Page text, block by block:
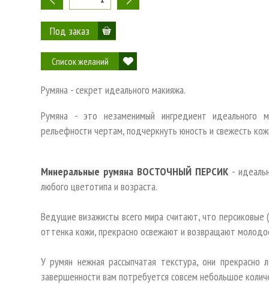
Список желаний
Румяна - секрет идеального макияжа.
Румяна - это незаменимый ингредиент идеального
рельефности чертам, подчеркнуть юность и свежесть
Минеральные румяна ВОСТОЧНЫЙ ПЕРСИК -
любого цветотипа и возраста.
Ведущие визажисты всего мира считают, что
оттенка кожи, прекрасно освежают и возвращают
У румян нежная рассыпчатая текстура, они
завершенности вам потребуется совсем небольшое